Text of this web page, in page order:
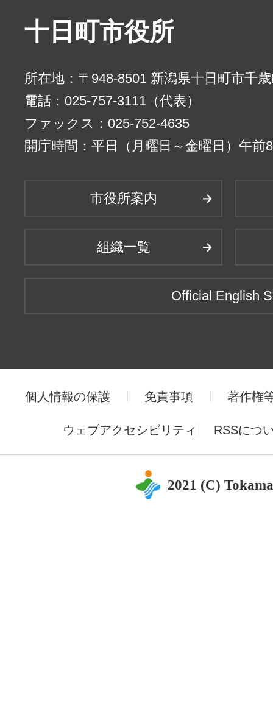
十日町市役所
所在地：〒948-8501 新潟県十日町市千
電話：025-757-3111（代表）
ファックス：025-752-4635
開庁時間：平日（月曜日～金曜日）午前
市役所案内
組織一覧
Official English
個人情報の保護 免責事項 著作権
ウェブアクセシビリティ RSSにつ
2021 (C)